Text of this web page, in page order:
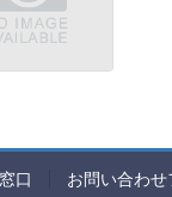
口 お問い合わせ